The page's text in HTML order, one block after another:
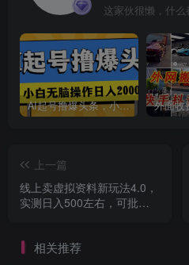
这家伙很懒，什
AI起号撸爆头条，小白也能操作，日入2000+
上一篇
线上卖虚拟资料新玩法4.0，
实测日入500左右，可批量
相关推荐